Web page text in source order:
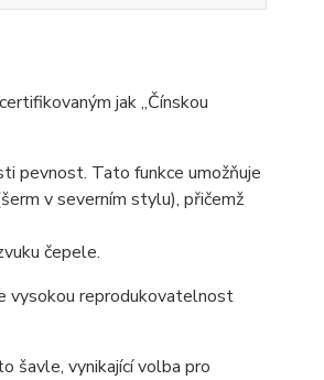
jak „Čínskou
pevnost. Tato funkce umožňuje
v severním stylu), přičemž
čepele.
vysokou reprodukovatelnost
šavle, vynikající volba pro